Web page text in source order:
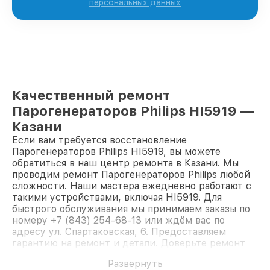
персональных данных
Качественный ремонт
Парогенераторов Philips HI5919 —
Казани
Если вам требуется восстановление
Парогенераторов Philips HI5919, вы можете
обратиться в наш центр ремонта в Казани. Мы
проводим ремонт Парогенераторов Philips любой
сложности. Наши мастера ежедневно работают с
такими устройствами, включая HI5919. Для
быстрого обслуживания мы принимаем заказы по
номеру +7 (843) 254-68-13 или ждём вас по
адресу ул. Спартаковская, 6. Предоставляем
гарантию на ремонт и детали. Доверьте ремонт
Развернуть